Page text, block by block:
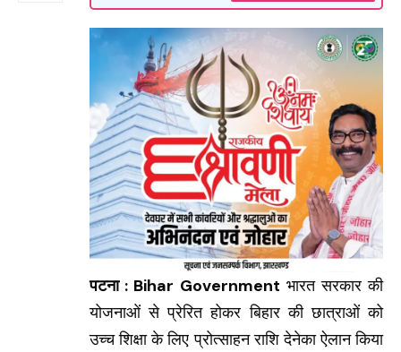
पटना : Bihar Government भारत सरकार की
योजनाओं से प्रेरित होकर बिहार की छात्राओं को
उच्च शिक्षा के लिए प्रोत्साहन राशि देनेका ऐलान किया